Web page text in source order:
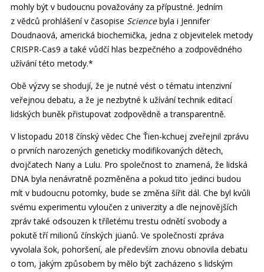
mohly být v budoucnu považovány za přípustné. Jedním
z vědců prohlášení v časopise Sciencebyla i Jennifer
Doudnaová, americká biochemička, jedna z objevitelek metody
CRISPR-Cas9 a také vůdčí hlas bezpečného a zodpovědného
užívání této metody.*
Obě výzvy se shodují, že je nutné vést o tématu intenzivní
veřejnou debatu, a že je nezbytné k užívání technik editací
lidských buněk přistupovat zodpovědně a transparentně.
V listopadu 2018 čínský vědec Che Ťien-kchuej zveřejnil zprávu
o prvních narozených geneticky modifikovaných dětech,
dvojčatech Nany a Lulu. Pro společnost to znamená, že lidská
DNA byla nenávratně pozměněna a pokud tito jedinci budou
mít v budoucnu potomky, bude se změna šířit dál. Che byl kvůli
svému experimentu vyloučen z univerzity a dle nejnovějších
zpráv také odsouzen k tříletému trestu odnětí svobody a
pokutě tří milionů čínských jüanů. Ve společnosti zpráva
vyvolala šok, pohoršení, ale především znovu obnovila debatu
o tom, jakým způsobem by mělo být zacházeno s lidským